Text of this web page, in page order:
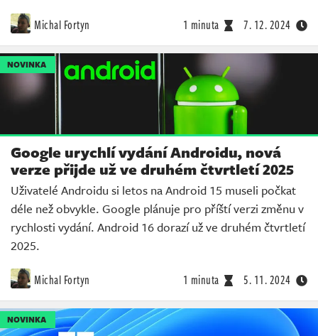
Michal Fortyn 1 minuta 7. 12. 2024
NOVINKA
Google urychlí vydání Androidu, nová
verze přijde už ve druhém čtvrtletí 2025
Uživatelé Androidu si letos na Android 15 museli počkat
déle než obvykle. Google plánuje pro příští verzi změnu v
rychlosti vydání. Android 16 dorazí už ve druhém čtvrtletí
2025.
Michal Fortyn 1 minuta 5. 11. 2024
NOVINKA